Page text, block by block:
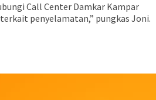
Call Center Damkar Kampar
penyelamatan,” pungkas Joni.